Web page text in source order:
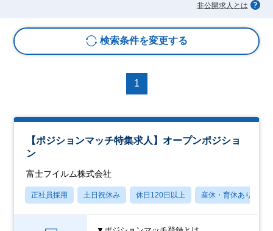
非公開求人とは
検索条件を変更する
1
【ポジションマッチ特集求人】オープンポジショ
ン
富士フイルム株式会社
正社員採用 土日祝休み 休日120日以上 産休・育休あり